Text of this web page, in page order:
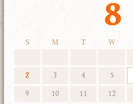
8
S M T W
2
3 4 5
9
10 11 12